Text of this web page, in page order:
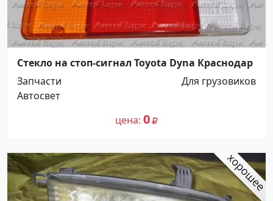
Стекло на стоп-сигнал Toyota Dyna Краснодар
Запчасти
Для грузовиков
Автосвет
цена 0